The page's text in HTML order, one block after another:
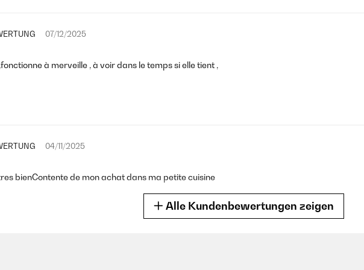
07/12/2025
à merveille , à voir dans le temps si elle tient ,
04/11/2025
bienContente de mon achat dans ma petite cuisine
Alle Kundenbewertungen zeigen